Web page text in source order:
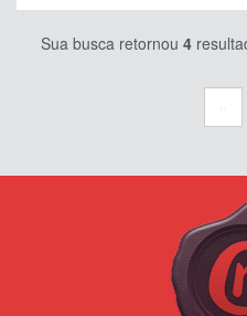
Sua busca retornou 4